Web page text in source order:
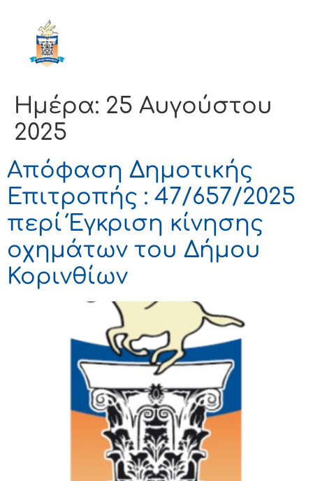
Ημέρα: 25 Αυγούστου
2025
Απόφαση Δημοτικής
Επιτροπής : 47/657/2025
περί Έγκριση κίνησης
οχημάτων του Δήμου
Κορινθίων